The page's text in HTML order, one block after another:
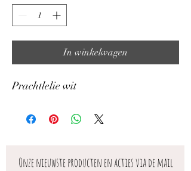
In winkelwagen
Prachtlelie wit
Onze nieuwste producten en acties via de mail